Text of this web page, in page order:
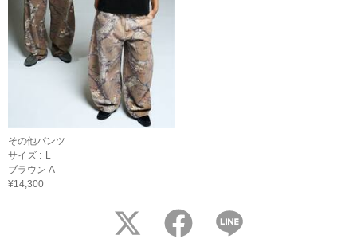
その他パンツ
サイズ : L
ブラウン A
¥14,300
twitter facebook